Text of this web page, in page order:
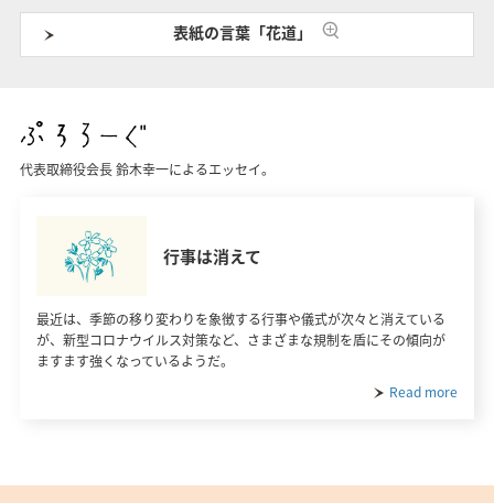
表紙の言葉「花道」
代表取締役会長 鈴木幸一によるエッセイ。
行事は消えて
最近は、季節の移り変わりを象徴する行事や儀式が次々と消えている
が、新型コロナウイルス対策など、さまざまな規制を盾にその傾向が
ますます強くなっているようだ。
Read more